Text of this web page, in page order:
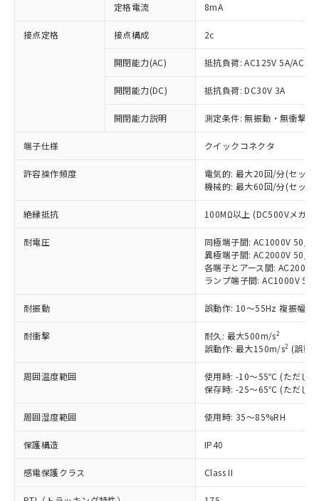
定格電流 8mA
接点定格 接点構成 2c
開閉能力(AC) 抵抗負荷: AC125V 5A/
開閉能力(DC) 抵抗負荷: DC30V 3A
開閉能力説明 測定条件: 無振動・無衝撃
端子仕様 クイックコネクタ
許容操作頻度
電気的: 最大20回/分(セット
機械的: 最大60回/分(セット
絶縁抵抗 100MΩ以上 (DC500Vメガ)
耐電圧
同極端子間: AC1000V 50/
異極端子間: AC2000V 50/
各端子とアース間:
ランプ端子間: AC1000V
耐振動 誤動作: 10～55Hz 複振幅
耐衝撃 耐久: 最大500m/s2
誤動作: 最大150m/s2 (誤動
周囲温度範囲
使用時: -10～55℃ (ただし
保存時: -25～65℃ (ただし
周囲湿度範囲 使用時: 35～85%RH
保護構造 IP40
感電保護クラス Class II
以下の条件をお読みいただき、同意のうえ
本サービスは、当社制御機器事業取扱
商品の当社在庫状況および標準価格
(税抜)を提供させていただくもので
当社制御機器事業取扱商品の中には、
本サービスの対象外となる商品もある
在庫状況および標準価格照会結果は、
記載している更新日時点での社内デー
タに基づき作成されるものであり、閲
覧された時点での実際の在庫および標
準価格とは異なる場合があることをご
※1 対応状況
対応済み：EU RoHS指令（10物質）の
非含有に対応した製品が提供可能な商品で
す。
対応予定：EU RoHS指令（10物質）の非含
有に対応した製品に切り替える予定のある
対応予定なし：EU RoHS指令（10物質）の
非含有に非対応の商品で、対応品を出す予
調査・確認中：EU RoHS指令（10物質）の
非含有の対応状況を調査中または確認中の
害物質有無と関係のない商品です。
仕入先様の事情により、非含有部品として
いたものが、含有品と判明した場合などや
むを得ず変更することがあります。
*EU RoHS指令（10物質）：
鉛(Pb) 1000ppm以下、 水銀(Hg) 1000ppm以下、 カド
ミウム(Cd) 100ppm以下、
六価クロム(Cr(Ⅵ)) 1000ppm以下、ポリ臭化ビフェニル
類(PBB) 1000ppm以下、ポリ臭化ジフェニルエーテル類
「○」：最大均質材料含有率が中国RoHSの
基準値以下であることを示します。
「×」：最大均質材料含有率が中国RoHSの
基準値を超えていることを示します。
「－」：未確認です。当社販売部門へお問
*中国RoHS10物質の基準値 (GB/T26572)：
Pb(鉛) :1000ppm、 Hg(水銀) : 1000ppm、 Cd(カドミウ
当社は、これら貴社製品のうち、外国
為替および外国貿易法に定める商品
（以下｢規制貨物等」という）を輸出
または国外への提供する場合は、日本
国政府の輸出許可(または役務取引許
可)を取得するなどの必要な手続きを
とります。
号